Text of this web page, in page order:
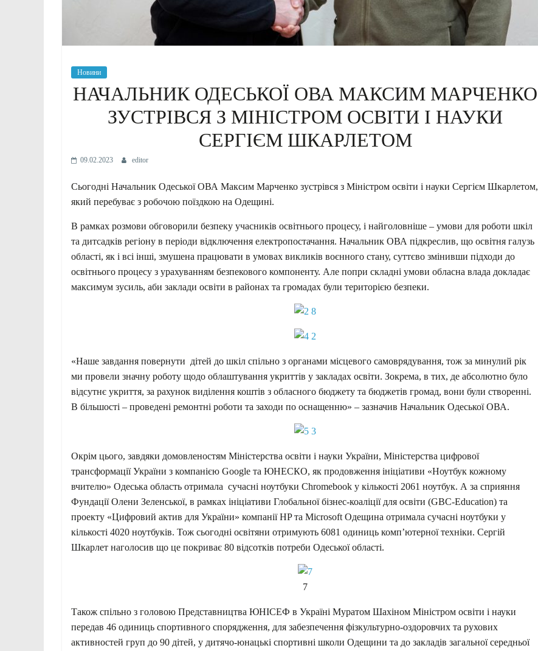
Новини
НАЧАЛЬНИК ОДЕСЬКОЇ ОВА МАКСИМ МАРЧЕНКО
ЗУСТРІВСЯ З МІНІСТРОМ ОСВІТИ І НАУКИ
СЕРГІЄМ ШКАРЛЕТОМ
09.02.2023 editor
Сьогодні Начальник Одеської ОВА Максим Марченко зустрівся з Міністром освіти і науки Сергієм Шкарлетом,
який перебуває з робочою поїздкою на Одещині.
В рамках розмови обговорили безпеку учасників освітнього процесу, і найголовніше – умови для роботи шкіл
та дитсадків регіону в періоди відключення електропостачання. Начальник ОВА підкреслив, що освітня галузь
області, як і всі інші, змушена працювати в умовах викликів воєнного стану, суттєво змінивши підходи до
освітнього процесу з урахуванням безпекового компоненту. Але попри складні умови обласна влада докладає
максимум зусиль, аби заклади освіти в районах та громадах були територією безпеки.
«Наше завдання повернути дітей до шкіл спільно з органами місцевого самоврядування, тож за минулий рік
ми провели значну роботу щодо облаштування укриттів у закладах освіти. Зокрема, в тих, де абсолютно було
відсутнє укриття, за рахунок виділення коштів з обласного бюджету та бюджетів громад, вони були створенні.
В більшості – проведені ремонтні роботи та заходи по оснащенню» – зазначив Начальник Одеської ОВА.
Окрім цього, завдяки домовленостям Міністерства освіти і науки України, Міністерства цифрової
трансформації України з компанією Google та ЮНЕСКО, як продовження ініціативи «Ноутбук кожному
вчителю» Одеська область отримала сучасні ноутбуки Chromebook у кількості 2061 ноутбук. А за сприяння
Фундації Олени Зеленської, в рамках ініціативи Глобальної бізнес-коаліції для освіти (GBC-Education) та
проекту «Цифровий актив для України» компанії HP та Microsoft Одещина отримала сучасні ноутбуки у
кількості 4020 ноутбуків. Тож сьогодні освітяни отримують 6081 одиниць комп’ютерної техніки. Сергій
Шкарлет наголосив що це покриває 80 відсотків потреби Одеської області.
7
Також спільно з головою Представництва ЮНІСЕФ в Україні Муратом Шахіном Міністром освіти і науки
передав 46 одиниць спортивного спорядження, для забезпечення фізкультурно-оздоровчих та рухових
активностей груп до 90 дітей, у дитячо-юнацькі спортивні школи Одещини та до закладів загальної середньої